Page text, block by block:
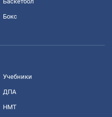
Бокс
Учебники
ДПА
НМТ